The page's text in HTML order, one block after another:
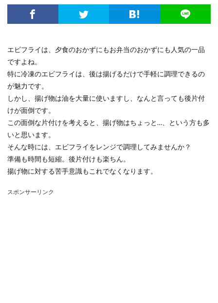
エビフライは、夕食のおかずにもお弁当のおかずにも人気の一品
ですよね。
特に冷凍のエビフライは、後は揚げるだけで手軽に調理できるの
が魅力です。
しかし、揚げ物は油を大量に使いますし、なんと言っても後片付
けが面倒です。
この面倒な片付けを考えると、揚げ物はちょっと…、という方も多
いと思います。
そんな時には、エビフライをレンジで調理してみませんか？
準備も時間も短縮。後片付けも楽ちん。
揚げ物に対する苦手意識もこれでなくなります。
スポンサーリンク